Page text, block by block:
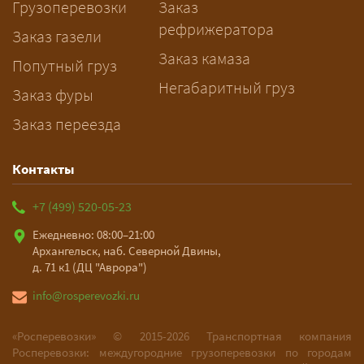
рассчитает стоимость за 5–10 минут
и подберёт машину. Все условия и
цена фиксируются в договоре;
оплата после доставки, перед
выгрузкой.
Грузоперевозки
Заказ газели
Попутный груз
Заказ фуры
Заказ переезда
Заказ
рефрижератора
Заказ камаза
Негабаритный груз
Контакты
+7 (499) 520-05-23
Ежедневно: 08:00–21:00
Архангельск, наб. Северной Двины,
д. 71 к1 (ДЦ "Аврора")
info@rosperevozki.ru
«Росперевозки» © 2015-2026
Транспортная компания
Росперевозки: междугородние грузоперевозки по городам